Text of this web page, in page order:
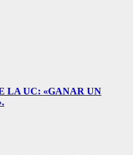
LA UC: «GANAR UN